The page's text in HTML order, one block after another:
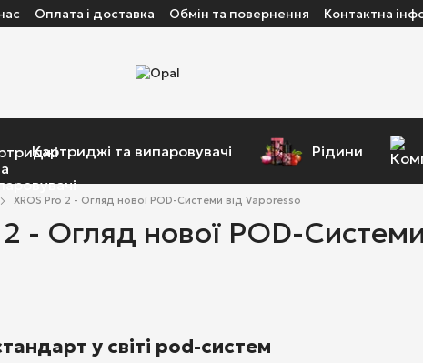
Оплата і доставка Обмін та повернення Контактна
Картриджі та випаровувачі Рідини
XROS Pro 2 - Огляд нової POD-Системи від Vaporesso
- Огляд нової POD-
у світі pod-систем